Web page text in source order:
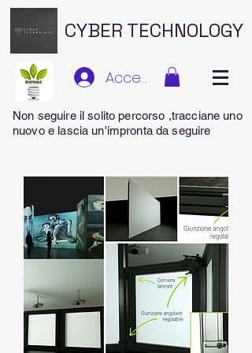
CYBER TECHNOLOGY
Accedi
Non seguire il solito percorso ,tracciane uno
nuovo e lascia un'impronta da seguire